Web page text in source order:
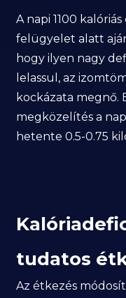
A napi 1100
felügyelet alatt
hogy ilyen nagy
lelassul, az
kockázata
megközelítés a
hetente 0.5-0.75
tudatos
Az étkezés